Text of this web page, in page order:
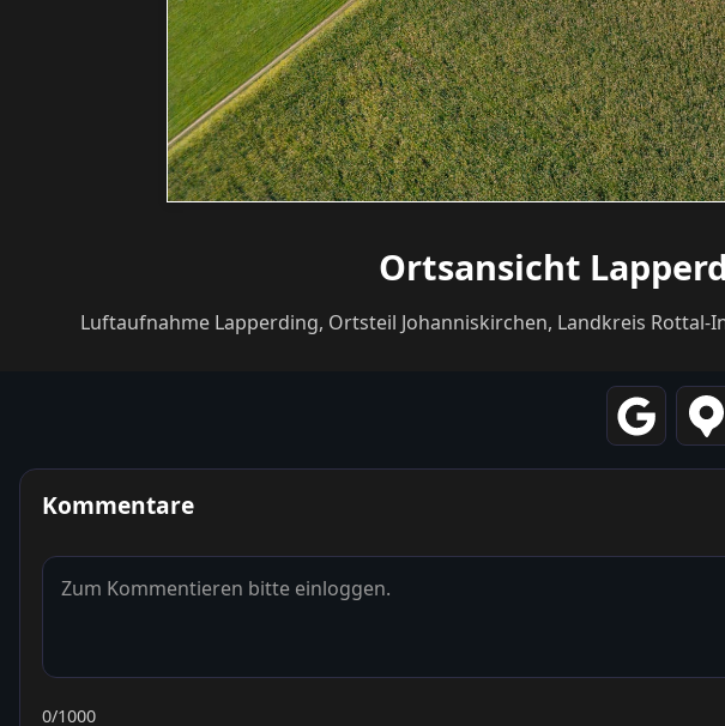
Ortsansicht
Luftaufnahme Lapperding, Ortsteil Johanniskirchen, Landkreis
Kommentare
0/1000